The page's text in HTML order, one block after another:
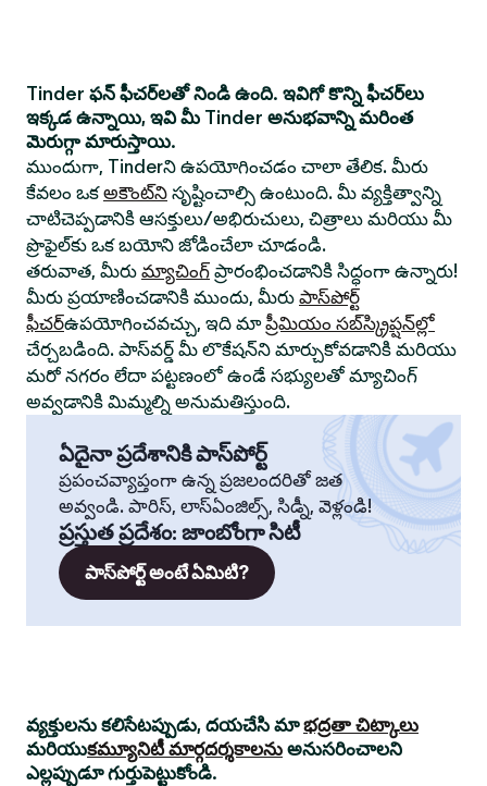
Tinder ఫన్ ఫీచర్‌లతో నిండి ఉంది. ఇవిగో కొన్ని ఫీచర్‌లు
ఇక్కడ ఉన్నాయి, ఇవి మీ Tinder అనుభవాన్ని మరింత
మెరుగ్గా మారుస్తాయి.
ముందుగా, Tinderని ఉపయోగించడం చాలా తేలిక. మీరు
కేవలం ఒకఅకౌంట్‌ని సృష్టించాల్సి ఉంటుంది. మీ వ్యక్తిత్వాన్ని
చాటిచెప్పడానికి ఆసక్తులు/అభిరుచులు, చిత్రాలు మరియు మీ
ప్రొఫైల్‌కు ఒక బయోని జోడించేలా చూడండి.
తరువాత, మీరు మ్యాచింగ్ ప్రారంభించడానికి సిద్ధంగా ఉన్నారు!
మీరు ప్రయాణించడానికి ముందు, మీరు పాస్‌పోర్ట్
ఫీచర్ఉపయోగించవచ్చు, ఇది మాప్రీమియం సబ్‌స్క్రిప్షన్‌ల్లో
చేర్చబడింది. పాస్‌వర్డ్ మీ లొకేషన్‌ని మార్చుకోవడానికి మరియు
మరో నగరం లేదా పట్టణంలో ఉండే సభ్యులతో మ్యాచింగ్
అవ్వడానికి మిమ్మల్ని అనుమతిస్తుంది.
ఏదైనా ప్రదేశానికి పాస్‌పోర్ట్
ప్రపంచవ్యాప్తంగా ఉన్న ప్రజలందరితో జత
అవ్వండి. పారిస్, లాస్‌ఏంజిల్స్, సిడ్నీ, వెళ్లండి!
ప్రస్తుత ప్రదేశం: జాంబోంగా సిటీ
పాస్‌పోర్ట్ అంటే ఏమిటి?
వ్యక్తులను కలిసేటప్పుడు, దయచేసి మాభద్రతా చిట్కాలు
మరియుకమ్యూనిటీ మార్గదర్శకాలను అనుసరించాలని
ఎల్లప్పుడూ గుర్తుపెట్టుకోండి.